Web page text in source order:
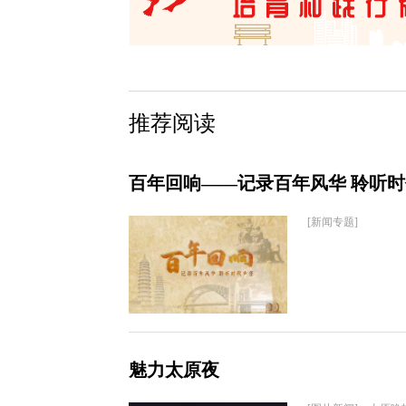
推荐阅读
百年回响——记录百年风华 聆听
[新闻专题]
魅力太原夜